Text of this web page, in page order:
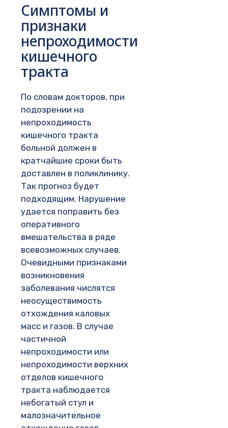
Симптомы и
признаки
непроходимости
кишечного
тракта
По словам докторов, при
подозрении на
непроходимость
кишечного тракта
больной должен в
кратчайшие сроки быть
доставлен в поликлинику.
Так прогноз будет
подходящим. Нарушение
удается поправить без
оперативного
вмешательства в ряде
всевозможных случаев.
Очевидными признаками
возникновения
заболевания числятся
неосуществимость
отхождения каловых
масс и газов. В случае
частичной
непроходимости или
непроходимости верхних
отделов кишечного
тракта наблюдается
небогатый стул и
малозначительное